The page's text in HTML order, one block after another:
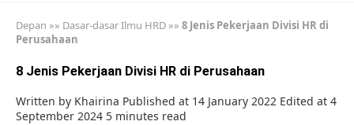
Depan »» Dasar-dasar Ilmu HRD »» 8 Jenis Pekerjaan Divisi HR di
Perusahaan
8 Jenis Pekerjaan Divisi HR di Perusahaan
Written by Khairina Published at 14 January 2022 Edited at 4
September 2024 5 minutes read